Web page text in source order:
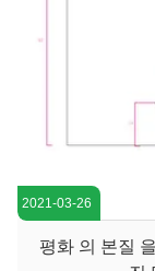
2021-03-26
평화 의 본질